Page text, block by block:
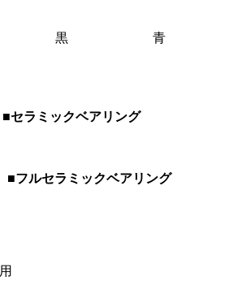
黒 青
■セラミックベアリング
■フルセラミックベアリング